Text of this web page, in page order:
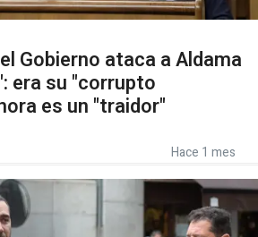
Gobierno ataca a Aldama
era su "corrupto
es un "traidor"
Hace 1 mes